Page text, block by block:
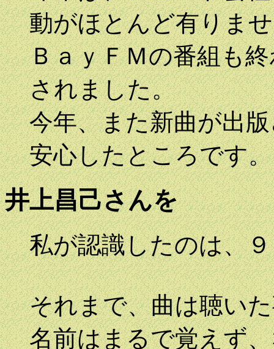
動がほとんど有りま
ＢａｙＦＭの番組も
されました。
今年、また新曲が出
安心したところです。
井上昌己さんを
私が認識したのは、
それまで、曲は聴い
名前はまるで覚えず